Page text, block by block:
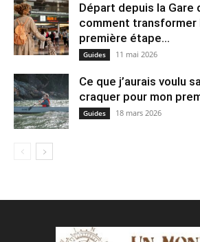
Départ depuis la Gare
comment
pre⁠mière étape...
Guides 11 mai 2026
Ce que j’aurais voulu
craquer pour mon
Guides 18 mars 2026